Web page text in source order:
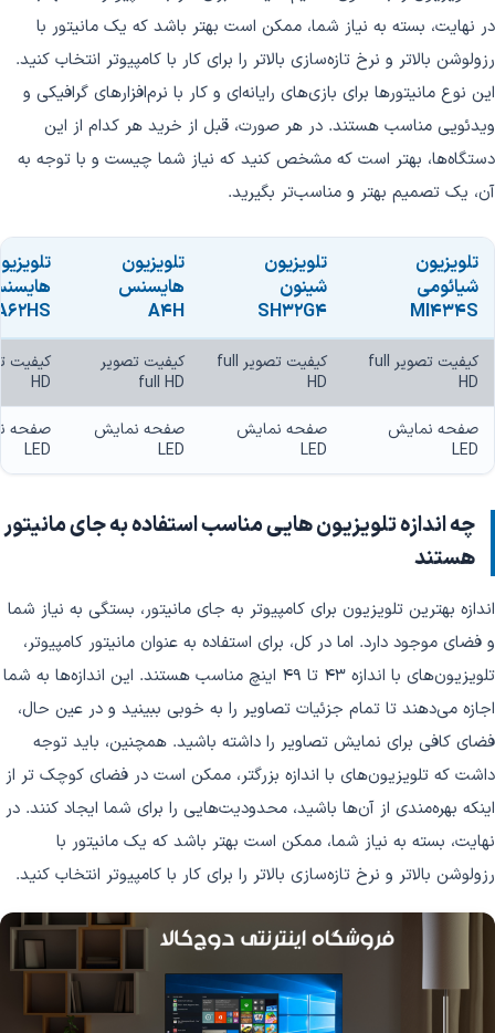
در نهایت، بسته به نیاز شما، ممکن است بهتر باشد که یک مانیتور با
رزولوشن بالاتر و نرخ تازه‌سازی بالاتر را برای کار با کامپیوتر انتخاب کنید.
این نوع مانیتورها برای بازی‌های رایانه‌ای و کار با نرم‌افزارهای گرافیکی و
ویدئویی مناسب هستند. در هر صورت، قبل از خرید هر کدام از این
دستگاه‌ها، بهتر است که مشخص کنید که نیاز شما چیست و با توجه به
آن، یک تصمیم بهتر و مناسب‌تر بگیرید.
تلویزیون
شیائومی
MI434S
تلویزیون
شینون
SH32G4
تلویزیون
هایسنس
A4H
کیفیت تصویر full
HD
کیفیت تصویر full
HD
کیفیت تصویر
full HD
HD
صفحه نمایش
LED
صفحه نمایش
LED
صفحه نمایش
LED
صفحه
LED
چه اندازه تلویزیون هایی مناسب استفاده به جای مانیتور
هستند
اندازه بهترین تلویزیون برای کامپیوتر به جای مانیتور، بستگی به نیاز شما
و فضای موجود دارد. اما در کل، برای استفاده به عنوان مانیتور کامپیوتر،
تلویزیون‌های با اندازه 43 تا 49 اینچ مناسب هستند. این اندازه‌ها به شما
اجازه می‌دهند تا تمام جزئیات تصاویر را به خوبی ببینید و در عین حال،
فضای کافی برای نمایش تصاویر را داشته باشید. همچنین، باید توجه
داشت که تلویزیون‌های با اندازه بزرگتر، ممکن است در فضای کوچک تر از
اینکه بهره‌مندی از آن‌ها باشید، محدودیت‌هایی را برای شما ایجاد کنند. در
نهایت، بسته به نیاز شما، ممکن است بهتر باشد که یک مانیتور با
رزولوشن بالاتر و نرخ تازه‌سازی بالاتر را برای کار با کامپیوتر انتخاب کنید.